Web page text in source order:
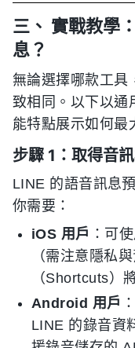
三、 實戰教學
息？
無論選擇哪款工具
致相同。以下以通
能特點展示如何最
步驟 1：取得音
LINE 的語音訊息
你需要：
iOS 用戶 ：可
（需注意隱私
（Shortcuts）
Android 用戶
LINE 的錄音資